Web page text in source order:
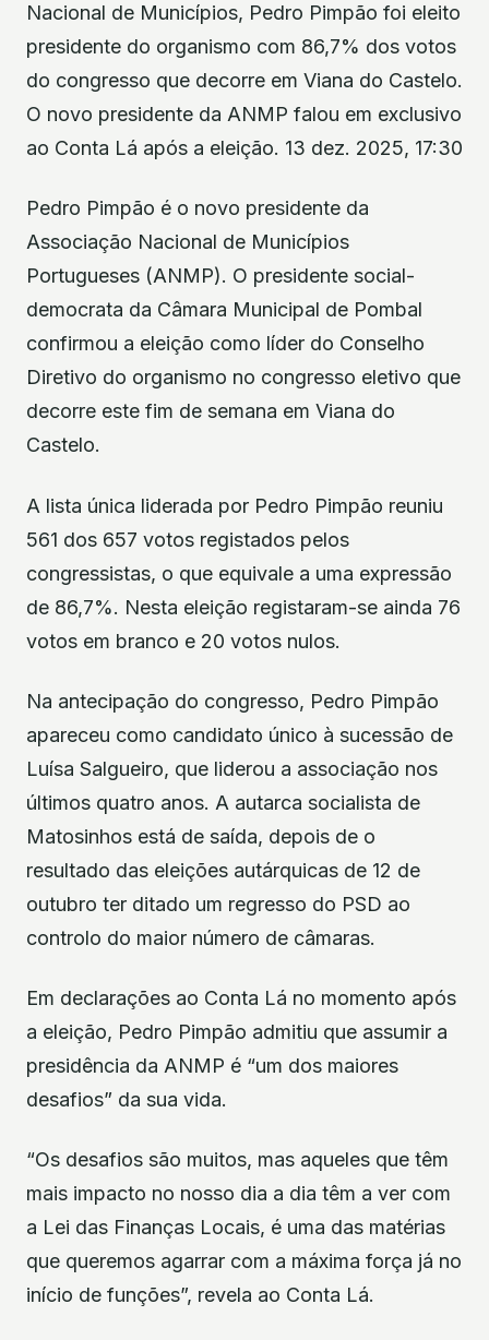
Nacional de Municípios, Pedro Pimpão foi eleito
presidente do organismo com 86,7% dos votos
do congresso que decorre em Viana do Castelo.
O novo presidente da ANMP falou em exclusivo
ao Conta Lá após a eleição. 13 dez. 2025, 17:30
Pedro Pimpão é o novo presidente da
Associação Nacional de Municípios
Portugueses (ANMP). O presidente social-
democrata da Câmara Municipal de Pombal
confirmou a eleição como líder do Conselho
Diretivo do organismo no congresso eletivo que
decorre este fim de semana em Viana do
Castelo.
A lista única liderada por Pedro Pimpão reuniu
561 dos 657 votos registados pelos
congressistas, o que equivale a uma expressão
de 86,7%. Nesta eleição registaram-se ainda 76
votos em branco e 20 votos nulos.
Na antecipação do congresso, Pedro Pimpão
apareceu como candidato único à sucessão de
Luísa Salgueiro, que liderou a associação nos
últimos quatro anos. A autarca socialista de
Matosinhos está de saída, depois de o
resultado das eleições autárquicas de 12 de
outubro ter ditado um regresso do PSD ao
controlo do maior número de câmaras.
Em declarações ao Conta Lá no momento após
a eleição, Pedro Pimpão admitiu que assumir a
presidência da ANMP é “um dos maiores
desafios” da sua vida.
“Os desafios são muitos, mas aqueles que têm
mais impacto no nosso dia a dia têm a ver com
a Lei das Finanças Locais, é uma das matérias
que queremos agarrar com a máxima força já no
início de funções”, revela ao Conta Lá.